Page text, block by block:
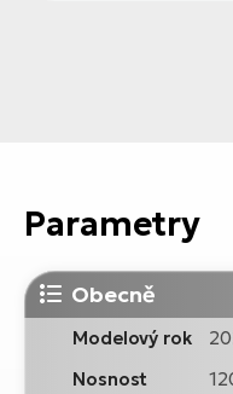
Parametry
Obecně
Modelový rok
Nosnost